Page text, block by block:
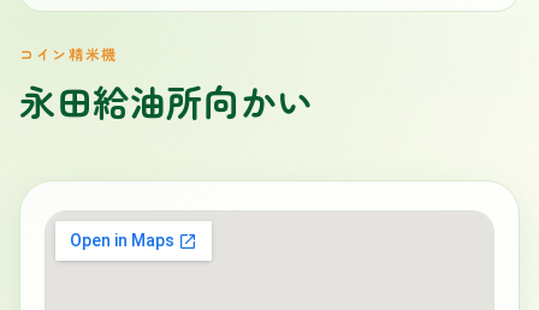
コイン精米機
永田給油所向かい